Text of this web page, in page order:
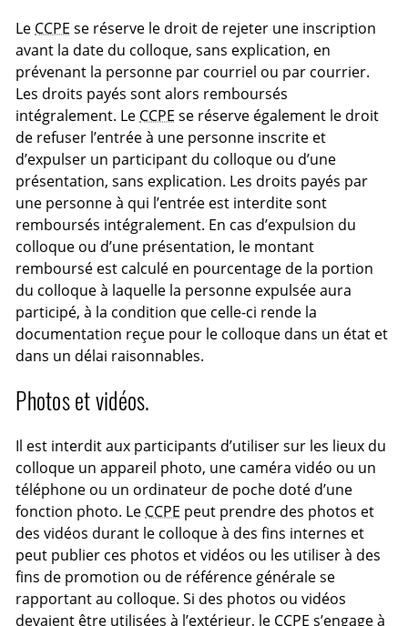
Le CCPE se réserve le droit de rejeter une inscription
avant la date du colloque, sans explication, en
prévenant la personne par courriel ou par courrier.
Les droits payés sont alors remboursés
intégralement. Le CCPE se réserve également le droit
de refuser l’entrée à une personne inscrite et
d’expulser un participant du colloque ou d’une
présentation, sans explication. Les droits payés par
une personne à qui l’entrée est interdite sont
remboursés intégralement. En cas d’expulsion du
colloque ou d’une présentation, le montant
remboursé est calculé en pourcentage de la portion
du colloque à laquelle la personne expulsée aura
participé, à la condition que celle-ci rende la
documentation reçue pour le colloque dans un état et
dans un délai raisonnables.
Photos et vidéos.
Il est interdit aux participants d’utiliser sur les lieux du
colloque un appareil photo, une caméra vidéo ou un
téléphone ou un ordinateur de poche doté d’une
fonction photo. Le CCPE peut prendre des photos et
des vidéos durant le colloque à des fins internes et
peut publier ces photos et vidéos ou les utiliser à des
fins de promotion ou de référence générale se
rapportant au colloque. Si des photos ou vidéos
devaient être utilisées à l’extérieur, le CCPE s’engage à